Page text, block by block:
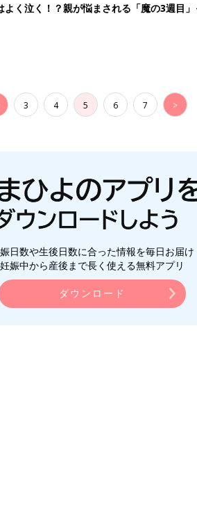
く泣く！？親が悩まされる「魔の3週目
3 4 5 6 7 >
日数や生後日数に合った情報を毎日お届け
妊娠中から産後まで長く使える無料アプリ
ダウンロード